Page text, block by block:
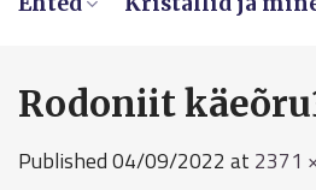
Rodoniit
Published04/09/2022 at 2371